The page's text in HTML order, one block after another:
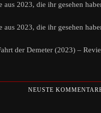
aus 2023, die ihr gesehen
aus 2023, die ihr gesehen
der Demeter (2023) –
NEUSTE